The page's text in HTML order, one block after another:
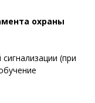
охраны
(при